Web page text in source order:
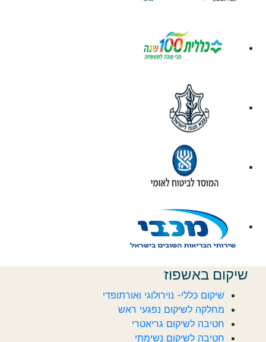
שיקום באשפוז
שיקום כללי- נוירולוגי ואורתופדי
מחלקה לשיקום נפגעי ראש
חטיבה לשיקום גריאטרי
חטיבה לשיקום נשימתי